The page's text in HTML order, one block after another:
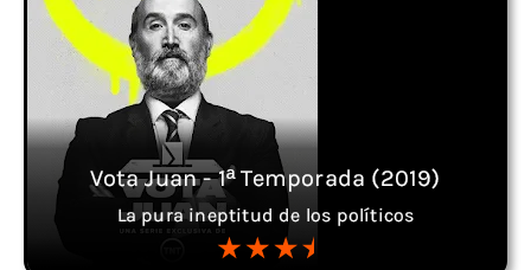
Vota Juan - 1ª Temporada (2019)
La pura ineptitud de los políticos